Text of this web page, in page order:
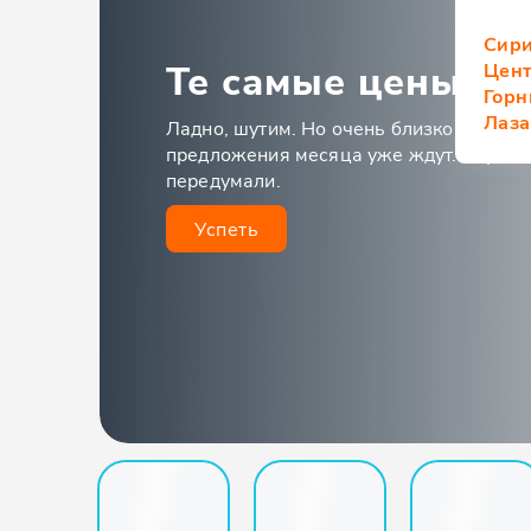
Те самые цены из
Ладно, шутим. Но очень близко к
предложения месяца уже ждут. Берите,
передумали.
Успеть